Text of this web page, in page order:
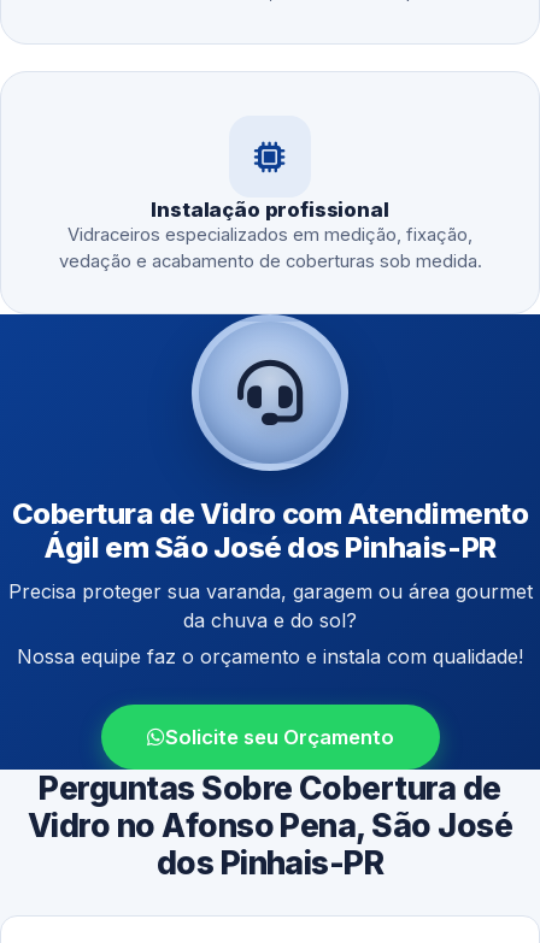
Instalação profissional
Vidraceiros especializados em medição, fixação,
vedação e acabamento de coberturas sob medida.
Cobertura de Vidro com Atendimento
Ágil em São José dos Pinhais-PR
Precisa proteger sua varanda, garagem ou área gourmet
da chuva e do sol?
Nossa equipe faz o orçamento e instala com qualidade!
Solicite seu Orçamento
Perguntas Sobre Cobertura de
Vidro no Afonso Pena, São José
dos Pinhais-PR